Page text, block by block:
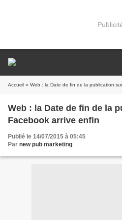
Accueil » Web : la Date de fin de la publication
Web : la Date de fin de la
Facebook arrive enfin
Publié le 14/07/2015 à 05:45
Par new pub marketing